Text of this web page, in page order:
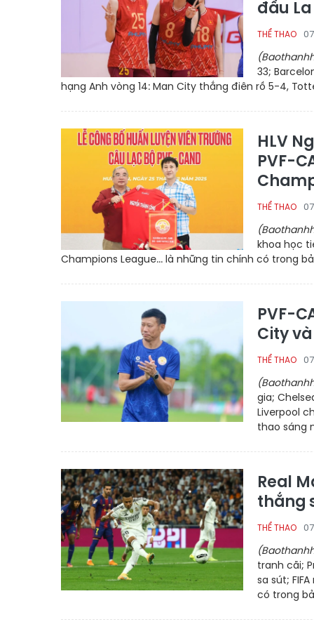
đầu
THỂ THAO
33;
hạng Anh vòng 14: Man City thắng điên rồ 5-4,
HLV
PVF-
THỂ THAO
khoa học
Champions League... là những tin chính có trong
PVF-
City
THỂ THAO
gia;
Liverpool
thao sáng
Real
thắng
THỂ THAO
tranh cãi;
sa sút;
có trong